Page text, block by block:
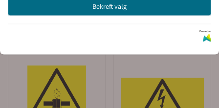
Bekreft valg
Drevet av